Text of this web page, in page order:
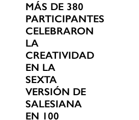
MÁS DE 380
PARTICIPANTES
CELEBRARON
LA
CREATIVIDAD
EN LA
SEXTA
VERSIÓN DE
SALESIANA
EN 100